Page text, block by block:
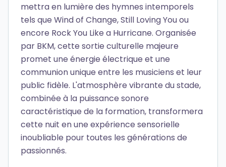
mettra en lumière des hymnes intemporels
tels que Wind of Change, Still Loving You ou
encore Rock You Like a Hurricane. Organisée
par BKM, cette sortie culturelle majeure
promet une énergie électrique et une
communion unique entre les musiciens et leur
public fidèle. L'atmosphère vibrante du stade,
combinée à la puissance sonore
caractéristique de la formation, transformera
cette nuit en une expérience sensorielle
inoubliable pour toutes les générations de
passionnés.